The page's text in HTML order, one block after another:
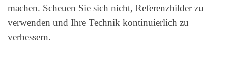
machen. Scheuen Sie sich nicht, Referenzbilder zu
verwenden und Ihre Technik kontinuierlich zu
verbessern.